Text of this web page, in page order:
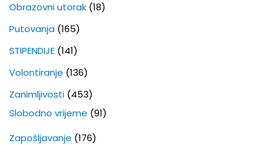
Obrazovni utorak (18)
Putovanja (165)
STIPENDIJE (141)
Volontiranje (136)
Zanimljivosti (453)
Slobodno vrijeme (91)
Zapošljavanje (176)